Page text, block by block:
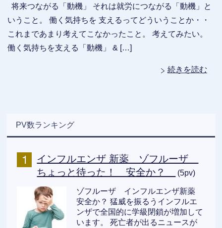
将来つながる「動機」 それは就労につながる「動機」と
いうこと。 働く気持ちを 支えるってどういうことか・・
これまであまり考えてこなかったこと。 考えてみたい。
働く気持ちを支える「動機」 & […]
続きを読む
PV数ランキング
インフルエンザ 新薬 ゾフルーザ
ちょっと待った！ 安全か？
(5pv)
ゾフルーザ インフルエンザ新薬
安全か？ 猛威を振るうインフルエ
ンザで全国的に学級閉鎖が増加して
います。 死亡者が出るニュースが